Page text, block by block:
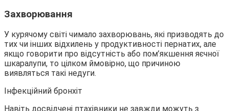
Захворювання
У курячому світі чимало захворювань, які призводять до
тих чи інших відхилень у продуктивності пернатих, але
якщо говорити про відсутність або пом’якшення яєчної
шкаралупи, то цілком ймовірно, що причиною
виявляться такі недуги.
Інфекційний бронхіт
Навіть досвідчені птахівники не завжди можуть з